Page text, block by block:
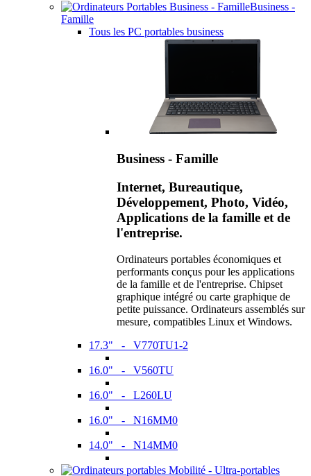
Business -
Famille
Tous les PC portables business
Business - Famille
Internet, Bureautique,
Développement, Photo, Vidéo,
Applications de la famille et de
l'entreprise.
Ordinateurs portables économiques et
performants conçus pour les applications
de la famille et de l'entreprise. Chipset
graphique intégré ou carte graphique de
petite puissance. Ordinateurs assemblés sur
mesure, compatibles Linux et Windows.
17.3" - V770TU1-2
16.0" - V560TU
16.0" - L260LU
16.0" - N16MM0
14.0" - N14MM0